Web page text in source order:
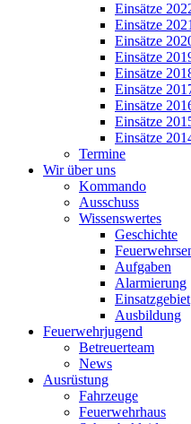
Einsätze
Einsätze 2021
Einsätze
Einsätze
Einsätze
Einsätze
Einsätze
Einsätze
Einsätze
Termine
Wir über uns
Kommando
Ausschuss
Wissenswertes
Geschichte
Aufgaben
Alarmierung
Einsatzgebiet
Ausbildung
Feuerwehrjugend
Betreuerteam
News
Ausrüstung
Fahrzeuge
Feuerwehrhaus